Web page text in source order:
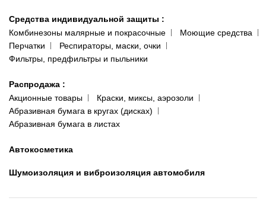
Средства индивидуальной защиты :
Комбинезоны малярные и покрасочные
Моющие средства
Перчатки
Респираторы, маски, очки
Фильтры, предфильтры и пыльники
Распродажа :
Акционные товары
Краски, миксы, аэрозоли
Абразивная бумага в кругах (дисках)
Абразивная бумага в листах
Автокосметика
Шумоизоляция и виброизоляция автомобиля